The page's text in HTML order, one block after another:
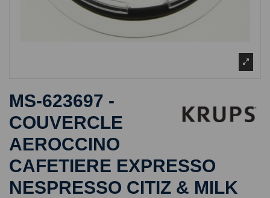
MS-623697 -
COUVERCLE
AEROCCINO
CAFETIERE EXPRESSO
NESPRESSO CITIZ & MILK